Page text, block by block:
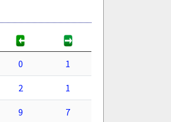
0 1
2 1
9 7